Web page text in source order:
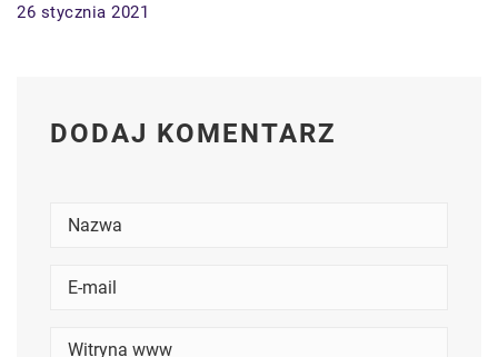
26 stycznia 2021
DODAJ KOMENTARZ